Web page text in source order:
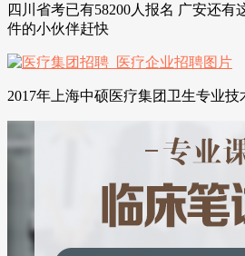
四川省考已有58200人报名 广安还有
件的小伙伴赶快
2017年上海中硕医疗集团卫生专业